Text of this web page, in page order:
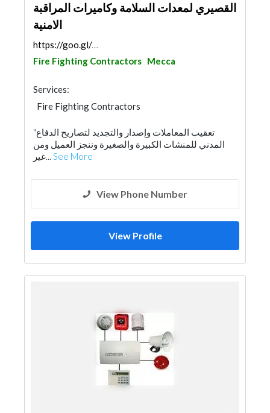
القصيري لمعدات السلامة وكاميرات المراقبة
الامنية
https://goo.gl/maps/e8u7Smk1iR52jSJs8
Fire Fighting Contractors Mecca
Services:
Fire Fighting Contractors
"تعقيب المعاملات وإصدار والتجديد لتصاريح الدفاع
المدني للمنشات الكبيرة والصغيرة وننجز العميل ومن
غير... See More
View Phone Number
View Profile